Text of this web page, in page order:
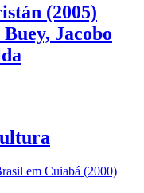
(2005)
Jacobo